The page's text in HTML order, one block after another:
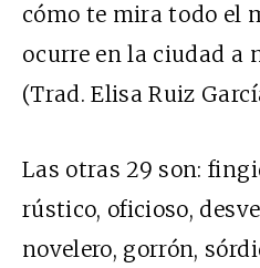
cómo te mira todo el
ocurre en la ciudad a
(Trad. Elisa Ruiz
Las otras 29 son:
rústico, oficioso,
novelero, gorrón,